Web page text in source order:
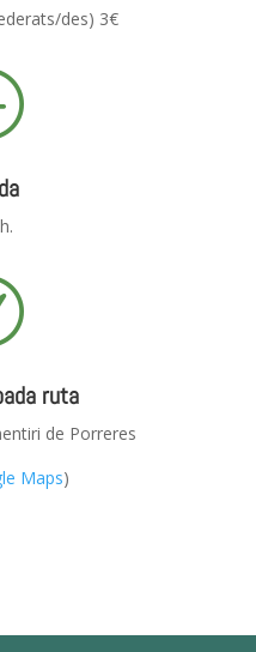
des) 3€
ruta
de Porreres
Maps)